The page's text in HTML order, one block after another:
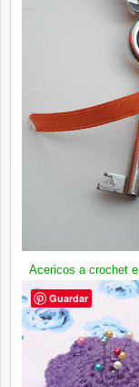
Acericos a crochet
Guardar